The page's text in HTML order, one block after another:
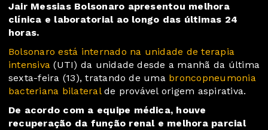
Jair Messias Bolsonaro apresentou melhora
clínica e laboratorial ao longo das últimas 24
horas.
Bolsonaro está internado na unidade de terapia
intensiva (UTI) da unidade desde a manhã da última
sexta-feira (13), tratando de uma broncopneumonia
bacteriana bilateralde provável origem aspirativa.
De acordo com a equipe médica, houve
recuperação da função renal e melhora parcial